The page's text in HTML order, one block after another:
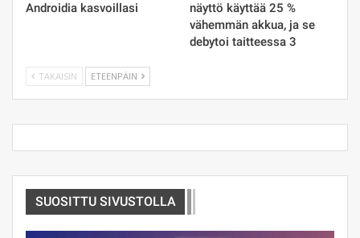
Androidia kasvoillasi
näyttö käyttää 25 %
vähemmän akkua, ja se
debytoi taitteessa 3
TAKAISIN ETEENPÄIN
SUOSITTU SIVUSTOLLA